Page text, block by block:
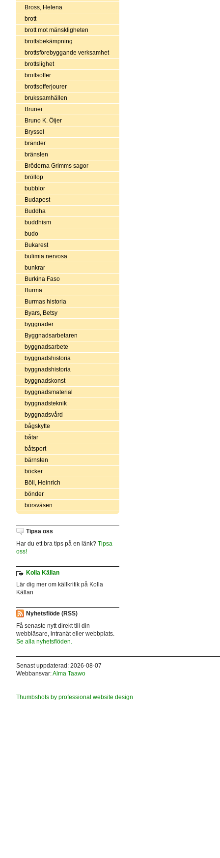
Bross, Helena
brott
brott mot mänskligheten
brottsbekämpning
brottsförebyggande verksamhet
brottslighet
brottsoffer
brottsofferjourer
brukssamhällen
Brunei
Bruno K. Öijer
Bryssel
bränder
bränslen
Bröderna Grimms sagor
bröllop
bubblor
Budapest
Buddha
buddhism
budo
Bukarest
bulimia nervosa
bunkrar
Burkina Faso
Burma
Burmas historia
Byars, Betsy
byggnader
Byggnadsarbetaren
byggnadsarbete
byggnadshistoria
byggnadshistoria
byggnadskonst
byggnadsmaterial
byggnadsteknik
byggnadsvård
bågskytte
båtar
båtsport
bärnsten
böcker
Böll, Heinrich
bönder
börsväsen
Tipsa oss
Har du ett bra tips på en länk? Tipsa
oss!
Kolla Källan
Lär dig mer om källkritik på Kolla
Källan
Nyhetsflöde (RSS)
Få senaste nytt direkt till din
webbläsare, intranät eller webbplats.
Se alla nyhetsflöden.
Senast uppdaterad: 2026-08-07
Webbansvar:Alma Taawo
Thumbshots by professional website design